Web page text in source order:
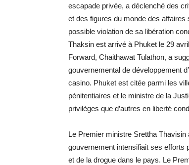
escapade privée, a déclenché des
et des figures du monde des affaires
possible violation de sa libération
Thaksin est arrivé à Phuket le 29
Forward, Chaithawat Tulathon, a
gouvernemental de développement
casino. Phuket est citée parmi les
pénitentiaires et le ministre de la
privilèges que d’autres en liberté
Le Premier ministre Srettha
gouvernement intensifiait ses efforts
et de la drogue dans le pays. Le